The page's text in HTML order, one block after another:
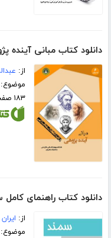
دانلود کتاب مبانی آینده
از:
۱۸۳ صفحه
دانلود کتاب راهنمای
از: